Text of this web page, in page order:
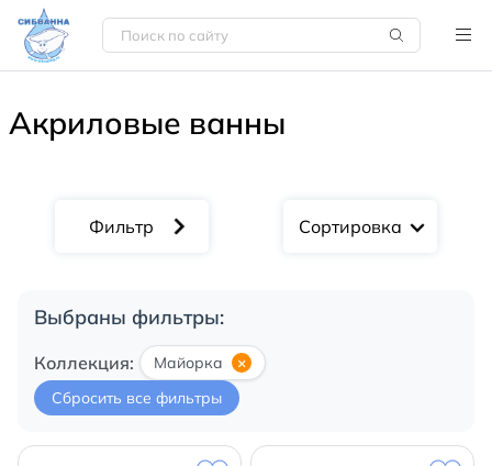
Акриловые ванны
Сортировка
Выбраны фильтры:
Коллекция: Майорка
×
Сбросить все фильтры